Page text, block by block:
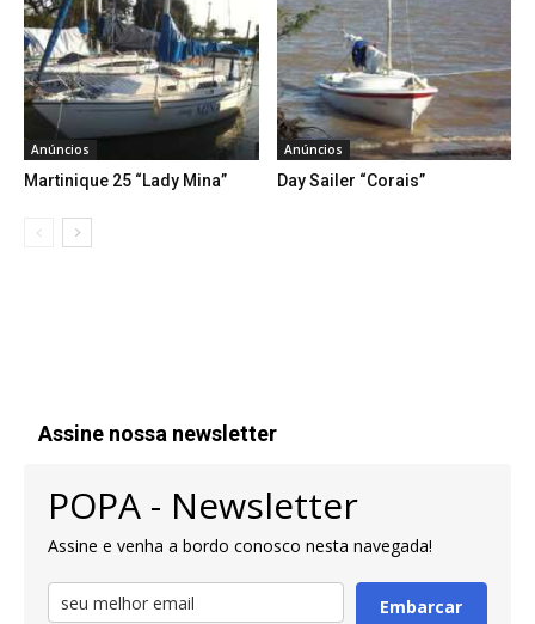
Anúncios
Martinique 25 “Lady Mina”
Anúncios
Day Sailer “Corais”
Assine nossa newsletter
POPA - Newsletter
Assine e venha a bordo conosco nesta navegada!
Embarcar